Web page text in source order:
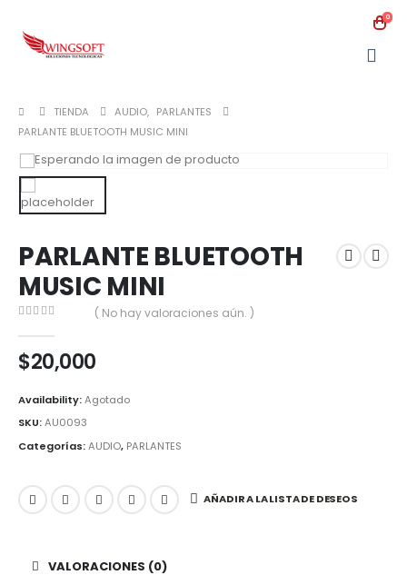
0
TIENDA AUDIO, PARLANTES
PARLANTE BLUETOOTH MUSIC MINI
PARLANTE BLUETOOTH
MUSIC MINI
( No hay valoraciones aún. )
$20,000
Availability:Agotado
SKU:AU0093
Categorías:AUDIO, PARLANTES
AÑADIR A LA LISTA DE DESEOS
VALORACIONES (0)